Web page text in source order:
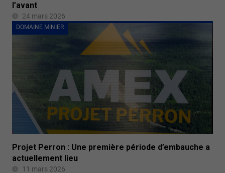
l’avant
24 mars 2026
DOMAINE MINIER
Projet Perron : Une première période d’embauche a
actuellement lieu
11 mars 2026